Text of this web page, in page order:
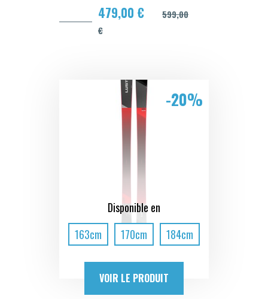
479,00 €
599,00
€
Disponible en
163cm
170cm 184cm
-20%
VOIR LE PRODUIT